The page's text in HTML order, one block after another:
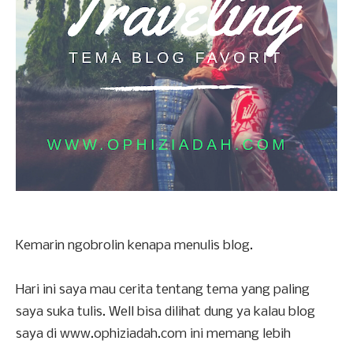
Kemarin ngobrolin kenapa menulis blog.
Hari ini saya mau cerita tentang tema yang paling
saya suka tulis. Well bisa dilihat dung ya kalau blog
saya di www.ophiziadah.com ini memang lebih